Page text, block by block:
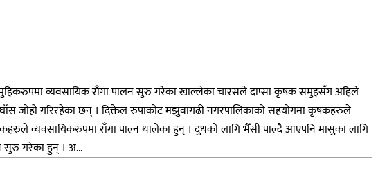
व्यवसायिक राँगा पालन सुरु गरेका खाल्लेका चारसले दाप्सा कृषक समुहसँग अहिले
जोहो गरिरहेका छन् । दिक्तेल रुपाकोट मझुवागढी नगरपालिकाको सहयोगमा कृषकहरुले
व्यवसायिकरुपमा राँगा पाल्न थालेका हुन् । दुधको लागि भैँसी पाल्दै आएपनि मासुका लागि
सुरु गरेका हुन् । अ...